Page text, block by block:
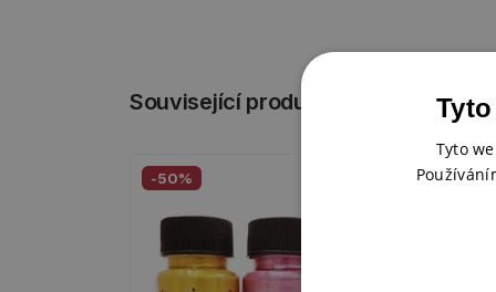
Související produkty
-50% -
Tyto